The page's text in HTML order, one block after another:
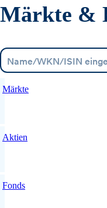
Märkte &
Märkte
Aktien
Fonds